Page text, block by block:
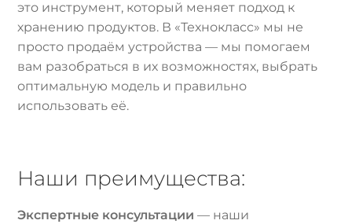
это инструмент, который меняет подход к
хранению продуктов. В «Технокласс» мы не
просто продаём устройства — мы помогаем
вам разобраться в их возможностях, выбрать
оптимальную модель и правильно
использовать её.
Наши преимущества:
Экспертные консультации — наши